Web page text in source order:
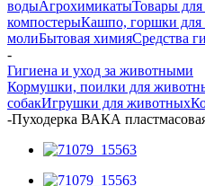
водыАгрохимикатыТовары
компостерыКашпо, горшки для
молиБытовая химияСредства
-
Гигиена и уход за животными
Кормушки, поилки для
собакИгрушки для животных
-Пуходерка ВАКА